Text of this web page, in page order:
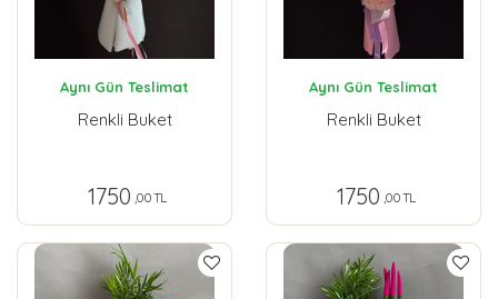
Aynı Gün Teslimat
Renkli Buket
1750 ,00 TL
Aynı Gün Teslimat
Renkli Buket
1750 ,00 TL